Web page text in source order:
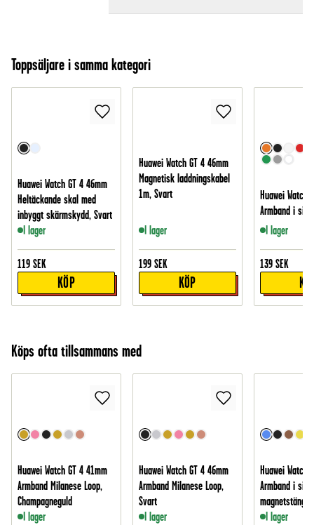
Toppsäljare i samma kategori
Huawei Watch GT 4 46mm
Heltäckande skal med
inbyggt skärmskydd, Svart
I lager
119 SEK
KÖP
Huawei Watch GT 4 46mm
Magnetisk laddningskabel
1m, Svart
I lager
199 SEK
KÖP
Huawei Watch
Armband i
I lager
139 SEK
Köps ofta tillsammans med
Huawei Watch GT 4 41mm
Armband Milanese Loop,
Champagneguld
I lager
Huawei Watch GT 4 46mm
Armband Milanese Loop,
Svart
I lager
Huawei Watch
Armband i
I lager